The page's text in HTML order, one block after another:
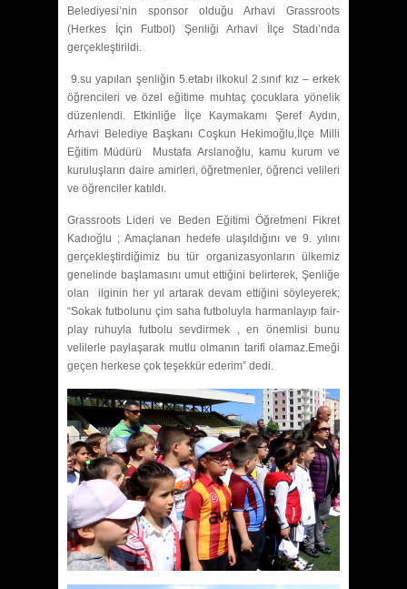
Belediyesi’nin sponsor olduğu Arhavi Grassroots
(Herkes İçin Futbol) Şenliği Arhavi İlçe Stadı’nda
gerçekleştirildi.
9.su yapılan şenliğin 5.etabı ilkokul 2.sınıf kız – erkek
öğrencileri ve özel eğitime muhtaç çocuklara yönelik
düzenlendi. Etkinliğe İlçe Kaymakamı Şeref Aydın,
Arhavi Belediye Başkanı Coşkun Hekimoğlu,İlçe Milli
Eğitim Müdürü Mustafa Arslanoğlu, kamu kurum ve
kuruluşların daire amirleri, öğretmenler, öğrenci velileri
ve öğrenciler katıldı.
Grassroots Lideri ve Beden Eğitimi Öğretmeni Fikret
Kadıoğlu ; Amaçlanan hedefe ulaşıldığını ve 9. yılını
gerçekleştirdiğimiz bu tür organizasyonların ülkemiz
genelinde başlamasını umut ettiğini belirterek, Şenliğe
olan ilginin her yıl artarak devam ettiğini söyleyerek;
“Sokak futbolunu çim saha futboluyla harmanlayıp fair-
play ruhuyla futbolu sevdirmek , en önemlisi bunu
velilerle paylaşarak mutlu olmanın tarifi olamaz.Emeği
geçen herkese çok teşekkür ederim” dedi.